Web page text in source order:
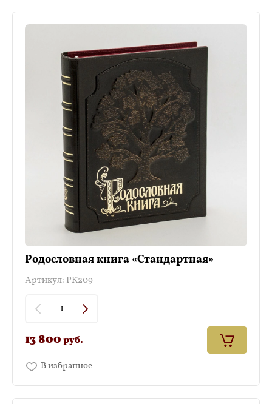
Родословная книга «Стандартная»
Артикул: РК209
13 800руб.
В избранное